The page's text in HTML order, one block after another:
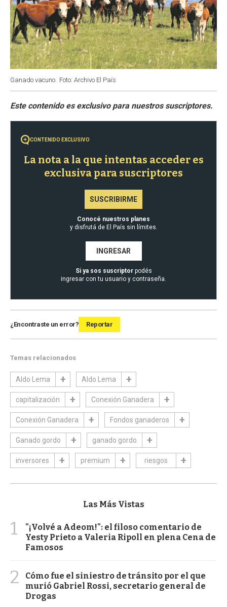
Ganado vacuno. Foto: Archivo El País
CONTENIDO EXCLUSIVO
La nota a la que intentas acceder es
exclusiva para suscriptores
SUSCRIBIRME
Conocé nuestros planes
y disfrutá de El País sin límites.
INGRESAR
Si ya sos suscriptorpodés
ingresar con tu usuario y contraseña.
¿Encontraste un error? Reportar
Temas relacionados
Aldo Lema Aldo Lema
capitalización Conexión Ganadera
Conexión Ganadera Fondos ganaderos
Ganado gordo ganado gordo
inversores premium riesgos
Las Más Vistas
1
"¡Volvé a Adeom!": el filoso comentario de
Yesty Prieto a Valeria Ripoll en plena Cena de
Famosos
2
Cómo fue el siniestro de tránsito por el que
murió Gabriel Rossi, secretario general de
Drogas